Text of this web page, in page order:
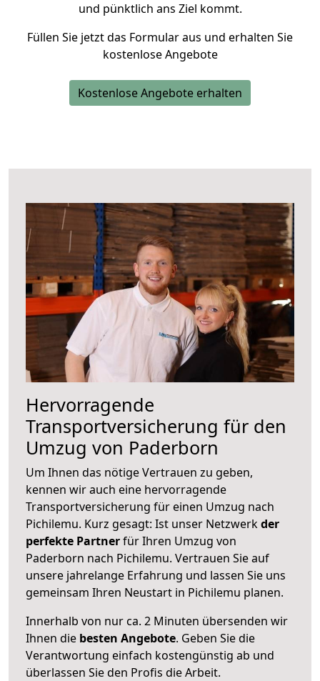
und pünktlich ans Ziel kommt.
Füllen Sie jetzt das Formular aus und erhalten Sie
kostenlose Angebote
Kostenlose Angebote erhalten
Hervorragende
Transportversicherung für den
Umzug von Paderborn
Um Ihnen das nötige Vertrauen zu geben,
kennen wir auch eine hervorragende
Transportversicherung für einen Umzug nach
Pichilemu. Kurz gesagt: Ist unser Netzwerkder
perfekte Partnerfür Ihren Umzug von
Paderborn nach Pichilemu. Vertrauen Sie auf
unsere jahrelange Erfahrung und lassen Sie uns
gemeinsam Ihren Neustart in Pichilemu planen.
Innerhalb von nur ca. 2 Minuten übersenden wir
Ihnen die besten Angebote. Geben Sie die
Verantwortung einfach kostengünstig ab und
überlassen Sie den Profis die Arbeit.